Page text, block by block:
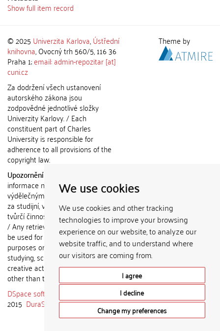
We use cookies
We use cookies and other tracking
technologies to improve your browsing
experience on our website, to analyze our
website traffic, and to understand where
our visitors are coming from.
I agree
I decline
Change my preferences
Show full item record
© 2025 Univerzita Karlova,Ústřední
knihovna, Ovocný trh 560/5, 116 36
Praha 1;email: admin-repozitar [at]
cuni.cz
Za dodržení všech ustanovení
autorského zákona jsou
zodpovědné jednotlivé složky
Univerzity Karlovy. / Each
constituent part of Charles
University is responsible for
adherence to all provisions of the
copyright law.
Upozornění / Notice:
informace nemohou být použity k
výdělečným účelům nebo vydávány
za studijní, vědeckou nebo jinou
tvůrčí činnost jiné osoby než autora.
/ Any retrieved information shall not
be used for any commercial
purposes or claimed as results of
studying, scientific or any other
creative activities of any person
other than the author.
DSpace software
2015 DuraSpace
Theme by